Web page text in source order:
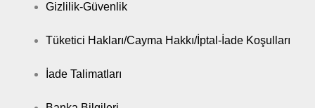
Gizlilik-Güvenlik
Tüketici Hakları/Cayma Hakkı/İptal-İade Koşulları
İade Talimatları